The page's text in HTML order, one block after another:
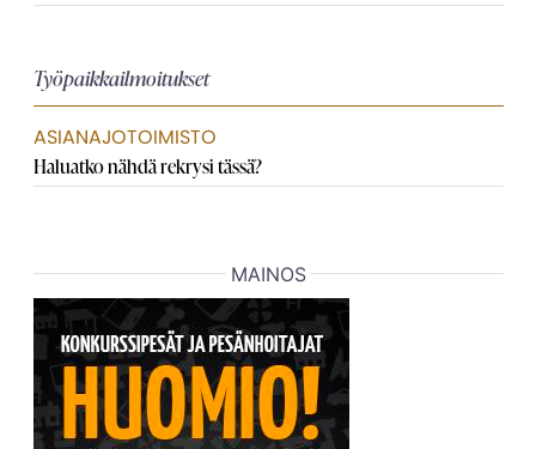
Työpaikkailmoitukset
ASIANAJOTOIMISTO
Haluatko nähdä rekrysi tässä?
MAINOS